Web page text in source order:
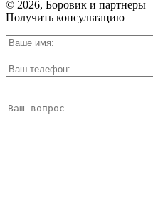
© 2026, Боровик и партнеры
Получить консультацию